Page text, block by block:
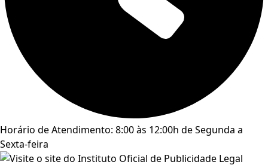
Horário de Atendimento: 8:00 às 12:00h de Segunda a
Sexta-feira